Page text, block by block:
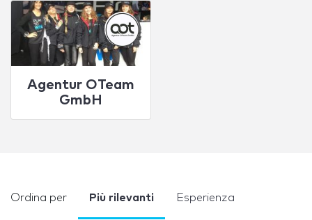
Agentur OTeam
GmbH
Ordina per Più rilevanti Esperienza